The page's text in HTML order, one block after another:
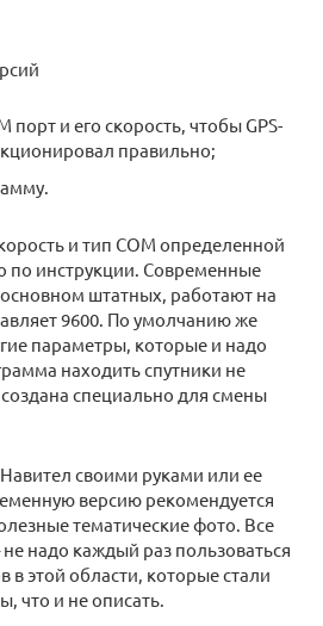
порт и его скорость, чтобы GPS-
правильно;
и тип COM определенной
по инструкции. Современные
штатных, работают на
9600. По умолчанию же
параметры, которые и надо
находить спутники не
специально для смены
своими руками или ее
версию рекомендуется
тематические фото. Все
не надо каждый раз пользоваться
в этой области, которые стали
что и не описать.